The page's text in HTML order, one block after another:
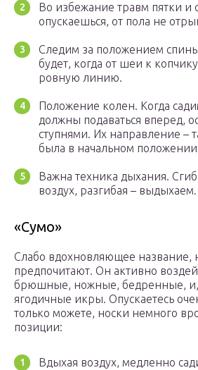
Во избежание травм пятки и
опускаешься, от пола не
Следим за положением
будет, когда от шеи к
ровную линию.
Положение колен. Когда
должны подаваться вперед,
ступнями. Их направление –
была в начальном
Важна техника дыхания.
воздух, разгибая – выдыхаем.
«Сумо»
Слабо вдохновляющее название,
предпочитают. Он активно
брюшные, ножные, бедренные, и,
ягодичные икры. Опускаетесь
только можете, носки немного
позиции:
Вдыхая воздух, медленно